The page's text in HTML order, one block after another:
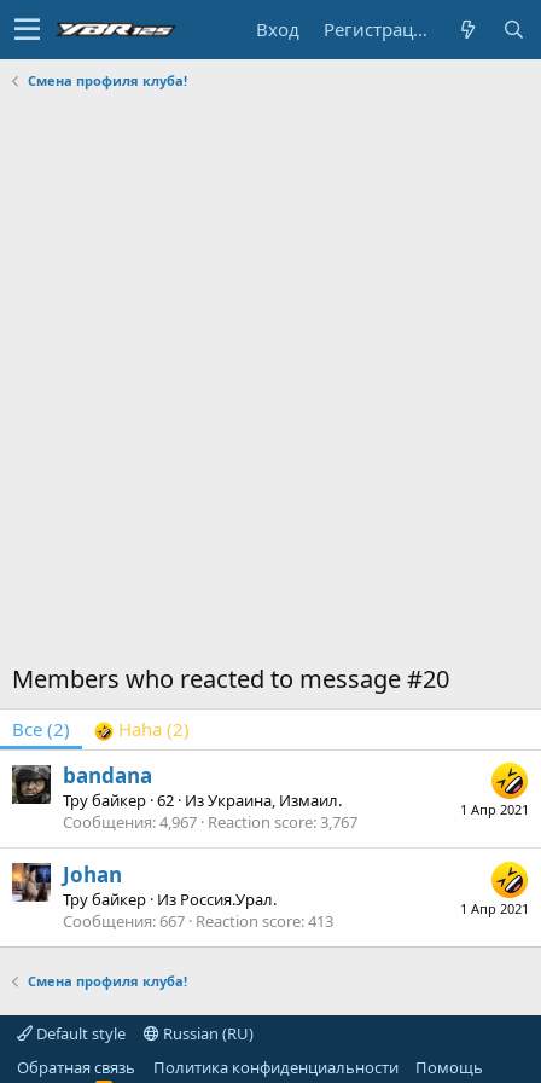
Вход Регистрация
Смена профиля клуба!
Members who reacted to message #20
Все (2) Haha (2)
1 Апр 2021
bandana
Тру байкер ·62 · ИзУкраина, Измаил.
Сообщения 4,967 Reaction score 3,767
1 Апр 2021
Johan
Тру байкер · Из Россия.Урал.
Сообщения 667 Reaction score 413
Смена профиля клуба!
Default style
Russian (RU)
Обратная связь
Политика конфиденциальности
Помощь